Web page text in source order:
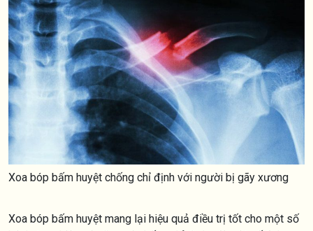
Xoa bóp bấm huyệt chống chỉ định với người bị gãy xương
Xoa bóp bấm huyệt mang lại hiệu quả điều trị tốt cho một số